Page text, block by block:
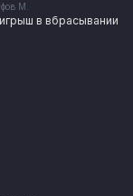
М.
в вбрасывании